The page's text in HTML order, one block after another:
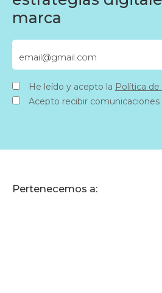
marca
He leído y acepto la Política de
Acepto recibir comunicaciones
Pertenecemos a: